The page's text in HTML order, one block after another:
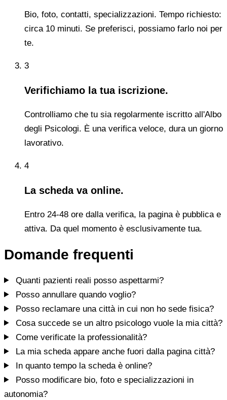
Bio, foto, contatti, specializzazioni. Tempo richiesto:
circa 10 minuti. Se preferisci, possiamo farlo noi per
te.
3
Verifichiamo la tua iscrizione.
Controlliamo che tu sia regolarmente iscritto all'Albo
degli Psicologi. È una verifica veloce, dura un giorno
lavorativo.
4
La scheda va online.
Entro 24-48 ore dalla verifica, la pagina è pubblica e
attiva. Da quel momento è esclusivamente tua.
Domande frequenti
Quanti pazienti reali posso aspettarmi?
Posso annullare quando voglio?
Posso reclamare una città in cui non ho sede fisica?
Cosa succede se un altro psicologo vuole la mia città?
Come verificate la professionalità?
La mia scheda appare anche fuori dalla pagina città?
In quanto tempo la scheda è online?
Posso modificare bio, foto e specializzazioni in
autonomia?